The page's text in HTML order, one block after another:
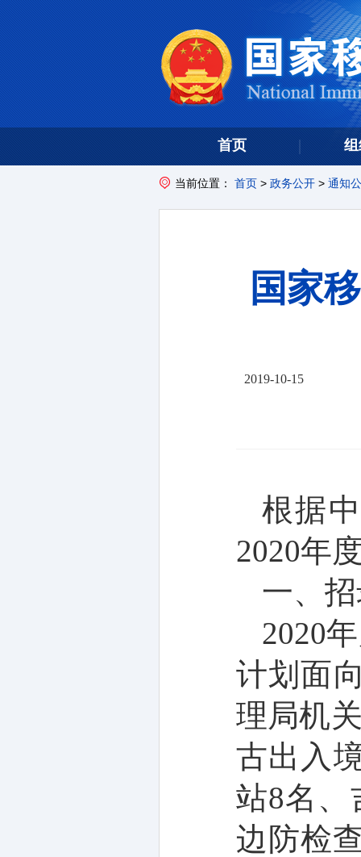
首页
当前位置： 首页> 政务公开> 通知
国家
2019-10-15
根据
2020年
一、
2020
计划面
理局机
古出入
站8名、
边防检